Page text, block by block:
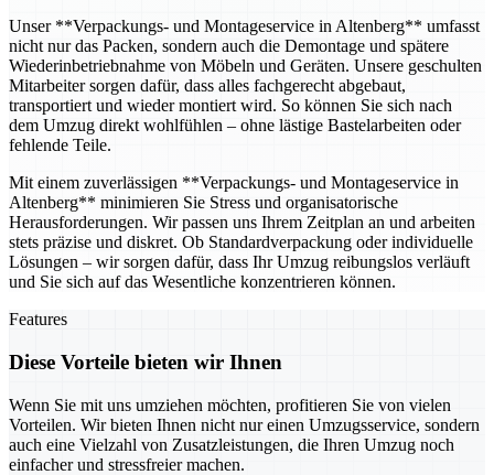
Unser **Verpackungs- und Montageservice in Altenberg** umfasst
nicht nur das Packen, sondern auch die Demontage und spätere
Wiederinbetriebnahme von Möbeln und Geräten. Unsere geschulten
Mitarbeiter sorgen dafür, dass alles fachgerecht abgebaut,
transportiert und wieder montiert wird. So können Sie sich nach
dem Umzug direkt wohlfühlen – ohne lästige Bastelarbeiten oder
fehlende Teile.
Mit einem zuverlässigen **Verpackungs- und Montageservice in
Altenberg** minimieren Sie Stress und organisatorische
Herausforderungen. Wir passen uns Ihrem Zeitplan an und arbeiten
stets präzise und diskret. Ob Standardverpackung oder individuelle
Lösungen – wir sorgen dafür, dass Ihr Umzug reibungslos verläuft
und Sie sich auf das Wesentliche konzentrieren können.
Features
Diese Vorteile bieten wir Ihnen
Wenn Sie mit uns umziehen möchten, profitieren Sie von vielen
Vorteilen. Wir bieten Ihnen nicht nur einen Umzugsservice, sondern
auch eine Vielzahl von Zusatzleistungen, die Ihren Umzug noch
einfacher und stressfreier machen.